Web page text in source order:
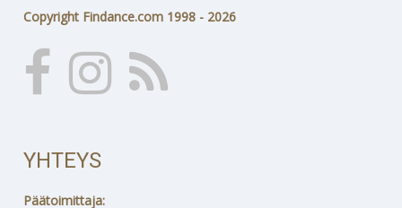
Copyright Findance.com 1998 - 2026
YHTEYS
Päätoimittaja: